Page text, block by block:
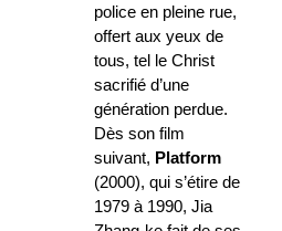
police en pleine rue,
offert aux yeux de
tous, tel le Christ
sacrifié d’une
génération perdue.
Dès son film
suivant, Platform
(2000), qui s’étire de
1979 à 1990, Jia